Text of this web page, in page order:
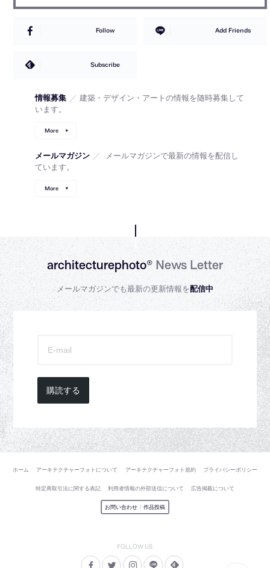
Follow Add Friends
Subscribe
情報募集 ／ 建築・デザイン・アートの情報を随時募集して
います。
More
メールマガジン ／
メールマガジンで最新の情報を配信し
ています。
More
architecturephoto®News Letter
メールマガジンでも最新の更新情報を配信中
購読する
ホーム アーキテクチャーフォトについて アーキテクチャーフォト規約 プライバシーポリシー
特定商取引法に関する表記 利用者情報の外部送信について 広告掲載について
お問い合わせ / 作品投稿